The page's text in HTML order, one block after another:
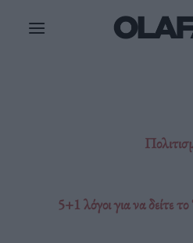
5+1 λόγοι για να δείτε